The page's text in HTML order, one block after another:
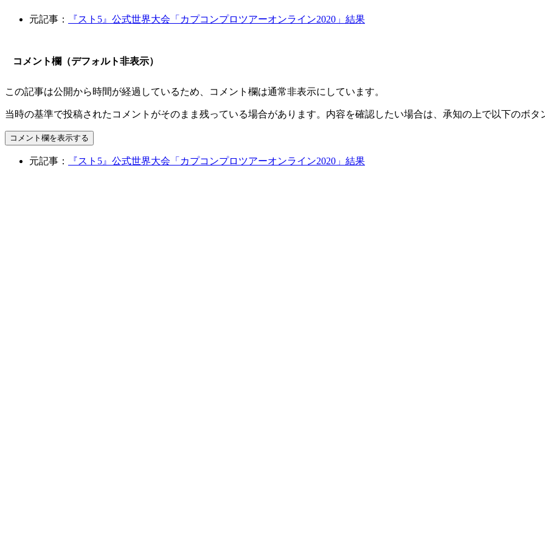
元記事： 『スト5』公式世界大会「カプコンプロツアーオンライン2020」結果
コメント欄（デフォルト非表示）
この記事は公開から時間が経過しているため、コメント欄は通常非表示にしています。
当時の基準で投稿されたコメントがそのまま残っている場合があります。内容を確認したい場合は、承知の上で以下のボタ
コメント欄を表示する
元記事： 『スト5』公式世界大会「カプコンプロツアーオンライン2020」結果